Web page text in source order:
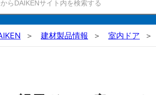
建材製品情報 室内ドア